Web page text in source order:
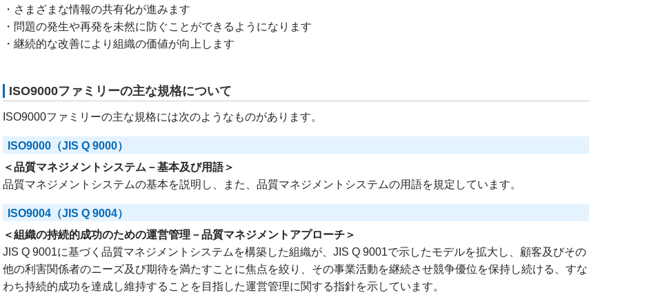
・さまざまな情報の共有化が進みます
・問題の発生や再発を未然に防ぐことができるようになります
・継続的な改善により組織の価値が向上します
ISO9000ファミリーの主な規格について
ISO9000ファミリーの主な規格には次のようなものがあります。
ISO9000（JIS Q 9000）
＜品質マネジメントシステム－基本及び用語＞
品質マネジメントシステムの基本を説明し、また、品質マネジメントシステムの用語を規定しています。
ISO9004（JIS Q 9004）
＜組織の持続的成功のための運営管理－品質マネジメントアプローチ＞
JIS Q 9001に基づく品質マネジメントシステムを構築した組織が、JIS Q 9001で示したモデルを拡大し、顧客及びその
他の利害関係者のニーズ及び期待を満たすことに焦点を絞り、その事業活動を継続させ競争優位を保持し続ける、すな
わち持続的成功を達成し維持することを目指した運営管理に関する指針を示しています。